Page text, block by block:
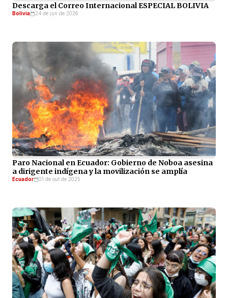
Descarga el Correo Internacional ESPECIAL BOLIVIA
Bolivia 24 de jun de 2026
Paro Nacional en Ecuador: Gobierno de Noboa asesina
a dirigente indígena y la movilización se amplía
Ecuador 01 de out de 2025